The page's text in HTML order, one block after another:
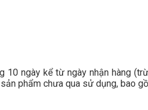
ngày kể từ ngày nhận hàng
phẩm chưa qua sử dụng, bao